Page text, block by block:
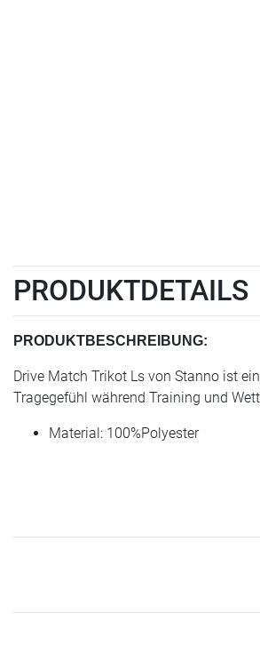
PRODUKTDETAILS
PRODUKTBESCHREIBUNG:
Drive Match Trikot Ls von Stanno ist
Tragegefühl während Training und
Material: 100%Polyester